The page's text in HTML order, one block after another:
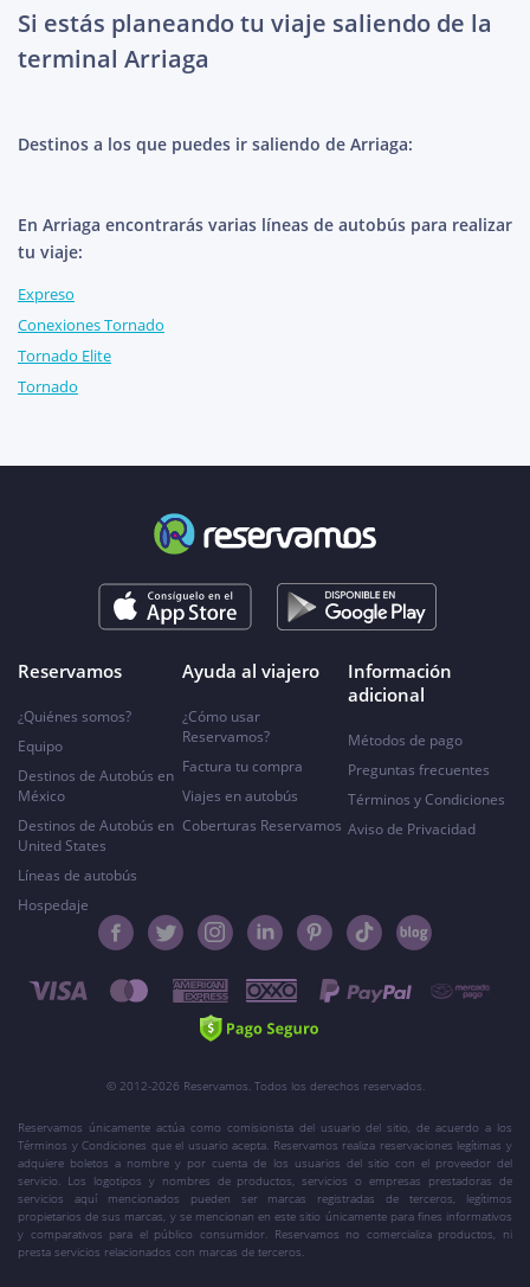
Si estás planeando tu viaje saliendo de la
terminal Arriaga
Destinos a los que puedes ir saliendo de Arriaga:
En Arriaga encontrarás varias líneas de autobús para realizar
tu viaje:
Expreso
Conexiones Tornado
Tornado Elite
Tornado
Reservamos
¿Quiénes somos?
Equipo
Destinos de Autobús en
México
Destinos de Autobús en
United States
Líneas de autobús
Hospedaje
Ayuda al viajero
¿Cómo usar
Reservamos?
Factura tu compra
Viajes en autobús
Coberturas Reservamos
Información
adicional
Métodos de pago
Preguntas frecuentes
Términos y Condiciones
Aviso de Privacidad
© 2012-2026 Reservamos. Todos los derechos reservados.
Reservamos únicamente actúa como comisionista del usuario del sitio, de acuerdo a los
Términos y Condiciones que el usuario acepta. Reservamos realiza reservaciones legítimas y
adquiere boletos a nombre y por cuenta de los usuarios del sitio con el proveedor del
servicio. Los logotipos y nombres de productos, servicios o empresas prestadoras de
servicios aquí mencionados pueden ser marcas registradas de terceros, legítimos
propietarios de sus marcas, y se mencionan en este sitio únicamente para fines informativos
y comparativos para el público consumidor. Reservamos no comercializa productos, ni
presta servicios relacionados con marcas de terceros.